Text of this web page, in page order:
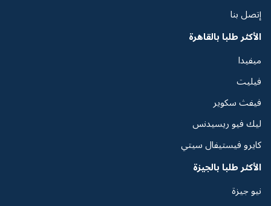
إتصل بنا
الأكثر طلبا بالقاهرة
ميفيدا
فيليت
فيفث سكوير
ليك فيو ريسيدنس
كايرو فيستيفال سيتي
الأكثر طلبا بالجيزة
نيو جيزة